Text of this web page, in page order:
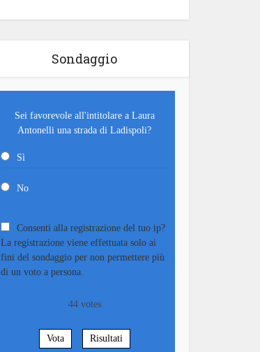
Sondaggio
Sei favorevole all'intitolare a Laura
Antonelli una strada di Ladispoli?
Sì
No
Consenti alla registrazione del tuo ip?
La registrazione viene effettuata solo ai
fini del sondaggio per non permettere più
di un voto a persona.
44votes
Vota Risultati